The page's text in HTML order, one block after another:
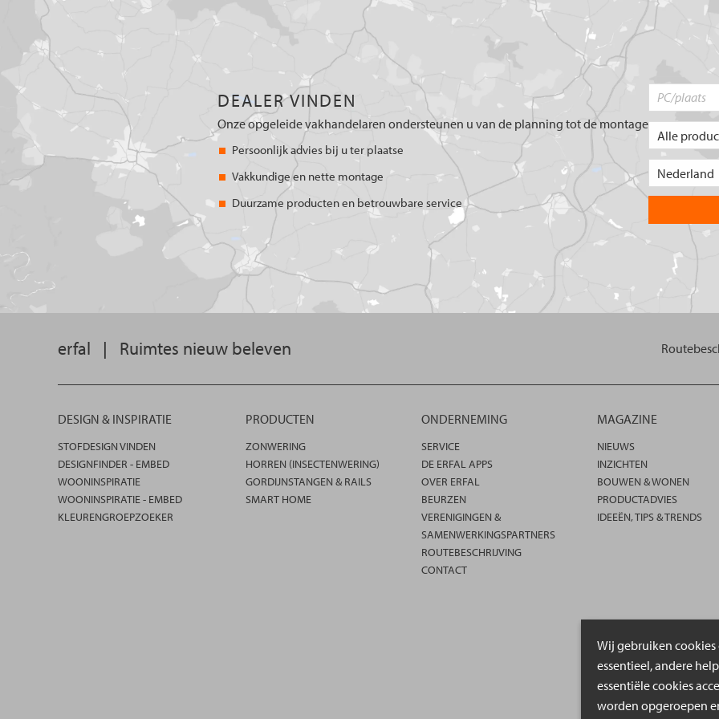
Wij gebruiken
essentieel, andere
essentiële cookies
worden opgeroepen
DEALER VINDEN
Onze opgeleide vakhandelaren ondersteunen u van de planning tot de montage
Persoonlijk advies bij u ter plaatse
Vakkundige en nette montage
Duurzame producten en betrouwbare service
erfal | Ruimtes nieuw beleven
DESIGN & INSPIRATIE
STOFDESIGN VINDEN
DESIGNFINDER - EMBED
WOONINSPIRATIE
WOONINSPIRATIE - EMBED
KLEURENGROEPZOEKER
PRODUCTEN
ZONWERING
HORREN (INSECTENWERING)
GORDIJNSTANGEN & RAILS
SMART HOME
ONDERNEMING
SERVICE
DE ERFAL APPS
OVER ERFAL
BEURZEN
VERENIGINGEN &
SAMENWERKINGSPARTNERS
ROUTEBESCHRIJVING
CONTACT
MAGAZINE
NIEUWS
INZICHTEN
BOUWEN & WONEN
PRODUCTADVIES
IDEEËN, TIPS & TRENDS